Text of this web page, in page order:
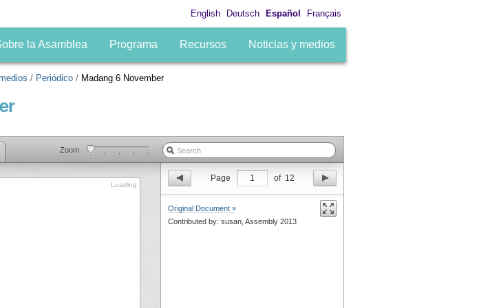
English Deutsch Español Français
la Asamblea Programa Recursos Noticias y medios
/ Periódico / Madang 6 November
Zoom
Loading
Loading
Page 1 of 12
Original Document »
Contributed by: susan, Assembly 2013